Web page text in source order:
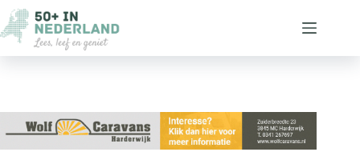
naar
de
inhoud